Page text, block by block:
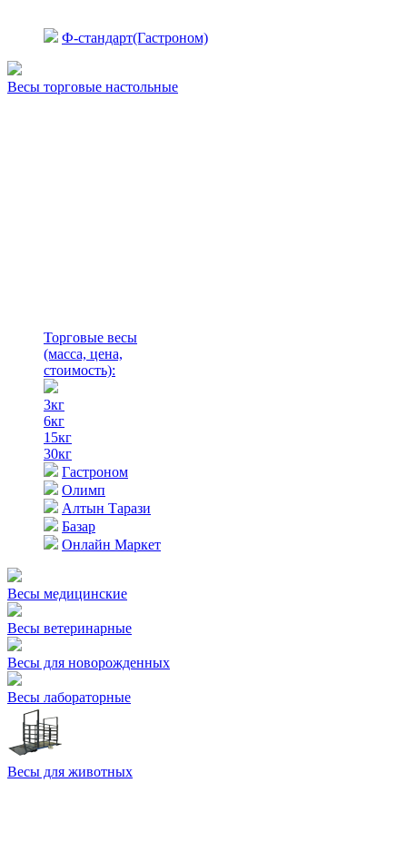
Ф-стандарт(Гастроном)
Весы торговые настольные
Торговые весы
(масса, цена,
стоимость):
3кг
6кг
15кг
30кг
Гастроном
Олимп
Алтын Тарази
Базар
Онлайн Маркет
Весы медицинские
Весы ветеринарные
Весы для новорожденных
Весы лабораторные
Весы для животных